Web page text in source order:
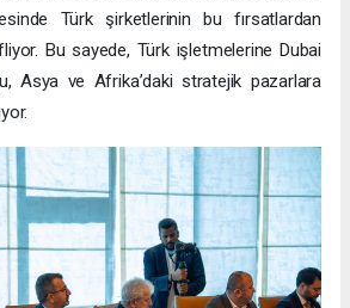
Türk şirketlerinin bu fırsatlardan
Bu sayede, Türk işletmelerine Dubai
Asya ve Afrika’daki stratejik pazarlara